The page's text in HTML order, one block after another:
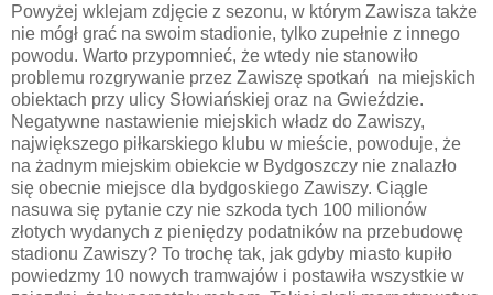
Powyżej wklejam zdjęcie z sezonu, w którym Zawisza także
nie mógł grać na swoim stadionie, tylko zupełnie z innego
powodu. Warto przypomnieć, że wtedy nie stanowiło
problemu rozgrywanie przez Zawiszę spotkań na miejskich
obiektach przy ulicy Słowiańskiej oraz na Gwieździe.
Negatywne nastawienie miejskich władz do Zawiszy,
największego piłkarskiego klubu w mieście, powoduje, że
na żadnym miejskim obiekcie w Bydgoszczy nie znalazło
się obecnie miejsce dla bydgoskiego Zawiszy. Ciągle
nasuwa się pytanie czy nie szkoda tych 100 milionów
złotych wydanych z pieniędzy podatników na przebudowę
stadionu Zawiszy? To trochę tak, jak gdyby miasto kupiło
powiedzmy 10 nowych tramwajów i postawiła wszystkie w